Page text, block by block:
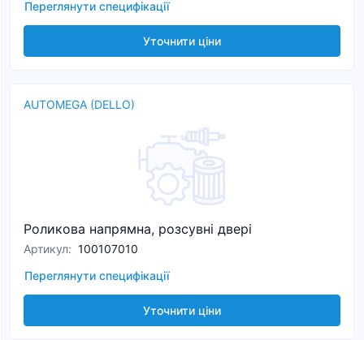
Переглянути специфікації
Уточнити ціни
AUTOMEGA (DELLO)
Роликова напрямна, розсувні двері
Артикул: 100107010
Переглянути специфікації
Уточнити ціни